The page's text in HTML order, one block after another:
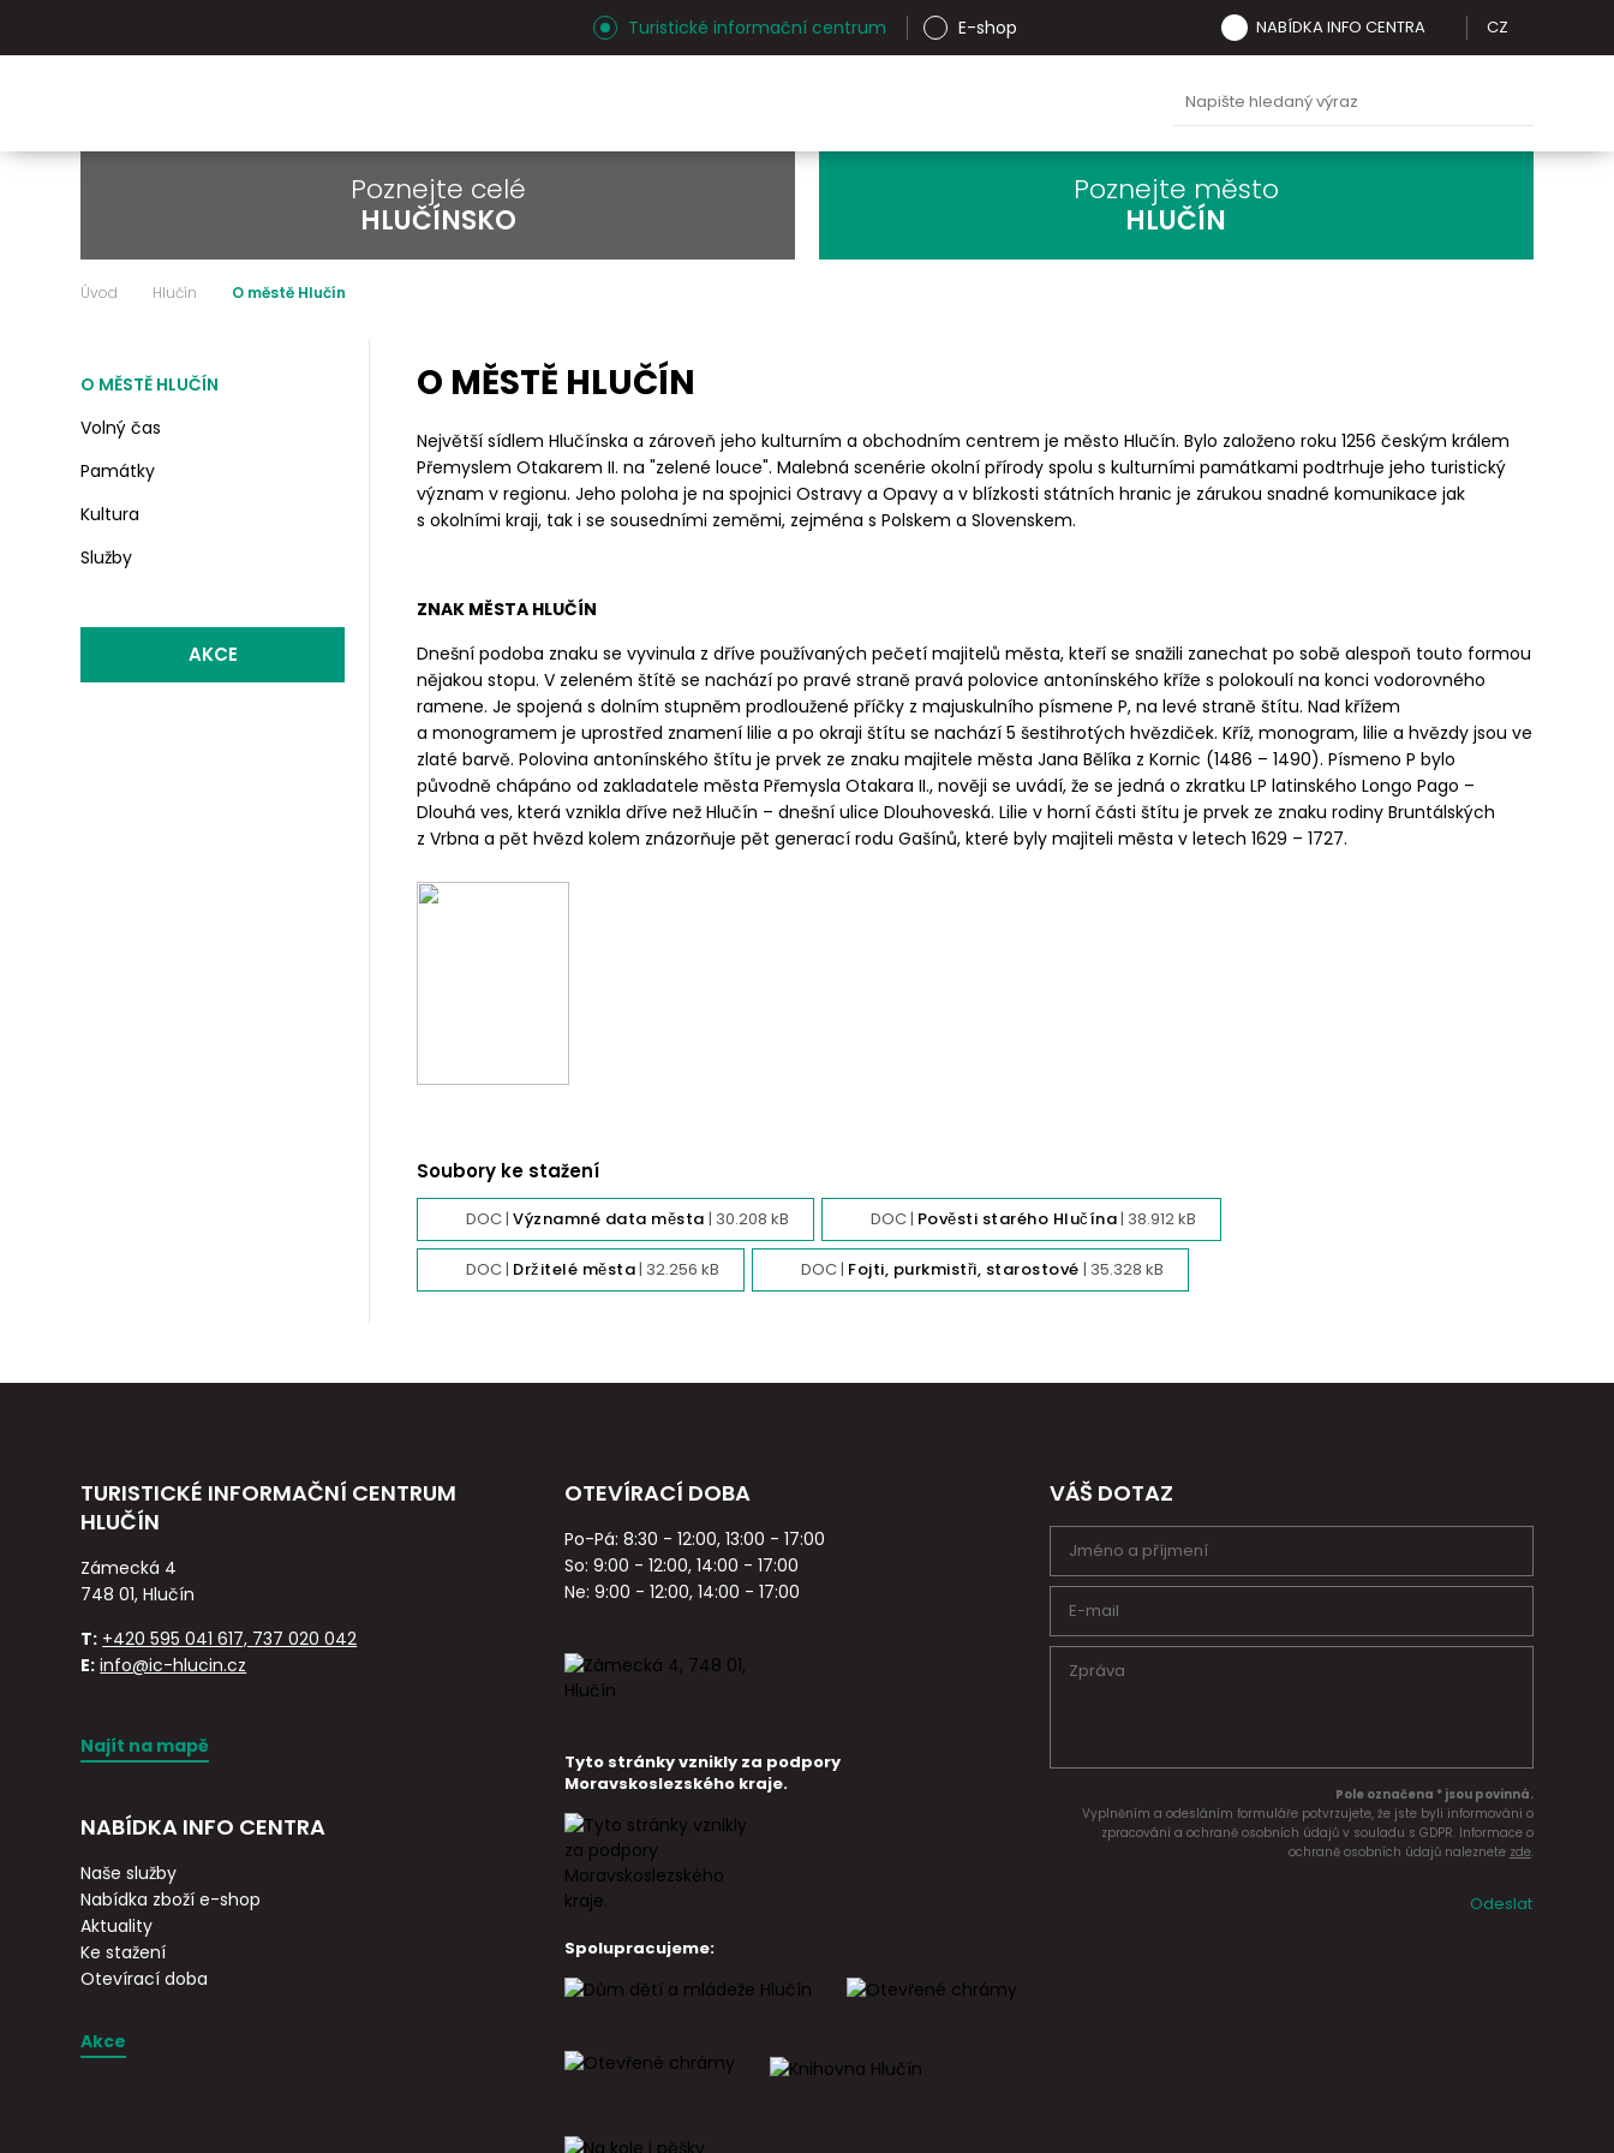
Turistické informační centrum E-shop NABÍDKA INFO CENTRA CZ
Poznejte celé
HLUČÍNSKO
Poznejte město
HLUČÍN
Úvod Hlučín O městě Hlučín
O MĚSTĚ HLUČÍN
Volný čas
Památky
Kultura
Služby
AKCE
O MĚSTĚ HLUČÍN
Největší sídlem Hlučínska a zároveň jeho kulturním a obchodním centrem je město Hlučín. Bylo založeno roku 1256 českým králem
Přemyslem Otakarem II. na "zelené louce". Malebná scenérie okolní přírody spolu s kulturními památkami podtrhuje jeho turistický
význam v regionu. Jeho poloha je na spojnici Ostravy a Opavy a v blízkosti státních hranic je zárukou snadné komunikace jak
s okolními kraji, tak i se sousedními zeměmi, zejména s Polskem a Slovenskem.
ZNAK MĚSTA HLUČÍN
Dnešní podoba znaku se vyvinula z dříve používaných pečetí majitelů města, kteří se snažili zanechat po sobě alespoň touto formou
nějakou stopu. V zeleném štítě se nachází po pravé straně pravá polovice antonínského kříže s polokoulí na konci vodorovného
ramene. Je spojená s dolním stupněm prodloužené příčky z majuskulního písmene P, na levé straně štítu. Nad křížem
a monogramem je uprostřed znamení lilie a po okraji štítu se nachází 5 šestihrotých hvězdiček. Kříž, monogram, lilie a hvězdy jsou ve
zlaté barvě. Polovina antonínského štítu je prvek ze znaku majitele města Jana Bělíka z Kornic (1486 – 1490). Písmeno P bylo
původně chápáno od zakladatele města Přemysla Otakara II., nověji se uvádí, že se jedná o zkratku LP latinského Longo Pago –
Dlouhá ves, která vznikla dříve než Hlučín – dnešní ulice Dlouhoveská. Lilie v horní části štítu je prvek ze znaku rodiny Bruntálských
z Vrbna a pět hvězd kolem znázorňuje pět generací rodu Gašínů, které byly majiteli města v letech 1629 – 1727.
Soubory ke stažení
DOC |Významné data města | 30.208 kB DOC | Pověsti starého Hlučína| 38.912 kB
DOC | Držitelé města| 32.256 kB DOC | Fojti, purkmistři, starostové | 35.328 kB
TURISTICKÉ INFORMAČNÍ CENTRUM
HLUČÍN
Zámecká 4
748 01, Hlučín
T: +420 595 041 617, 737 020 042
E: info@ic-hlucin.cz
Najít na mapě
NABÍDKA INFO CENTRA
Naše služby
Nabídka zboží e-shop
Aktuality
Ke stažení
Otevírací doba
Akce
OTEVÍRACÍ DOBA
Po-Pá: 8:30 - 12:00, 13:00 - 17:00
So: 9:00 - 12:00, 14:00 - 17:00
Ne: 9:00 - 12:00, 14:00 - 17:00
Tyto stránky vznikly za podpory
Moravskoslezského kraje.
Spolupracujeme:
VÁŠ DOTAZ
Pole označena * jsou povinná.
Vyplněním a odesláním formuláře potvrzujete, že jste byli informováni o
zpracování a ochraně osobních údajů v souladu s GDPR. Informace o
ochraně osobních údajů naleznete zde.
Odeslat